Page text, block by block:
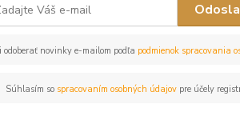
odoberať novinky e-mailom podľa podmienok spracovania
Súhlasím so spracovaním osobných údajov pre účely